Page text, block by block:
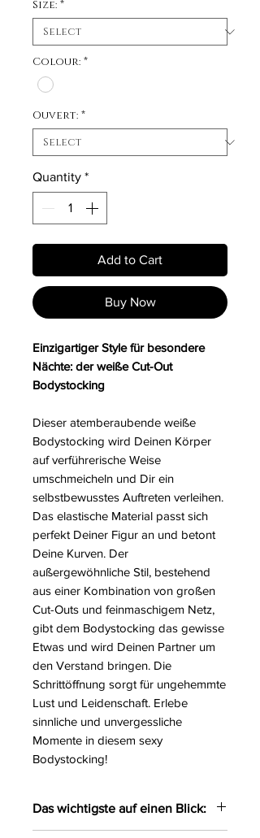
Size: *
Colour: *
Ouvert: *
Quantity *
Add to Cart
Buy Now
Einzigartiger Style für besondere
Nächte: der weiße Cut-Out
Bodystocking
Dieser atemberaubende weiße
Bodystocking wird Deinen Körper
auf verführerische Weise
umschmeicheln und Dir ein
selbstbewusstes Auftreten verleihen.
Das elastische Material passt sich
perfekt Deiner Figur an und betont
Deine Kurven. Der
außergewöhnliche Stil, bestehend
aus einer Kombination von großen
Cut-Outs und feinmaschigem Netz,
gibt dem Bodystocking das gewisse
Etwas und wird Deinen Partner um
den Verstand bringen. Die
Schrittöffnung sorgt für ungehemmte
Lust und Leidenschaft. Erlebe
sinnliche und unvergessliche
Momente in diesem sexy
Bodystocking!
Das wichtigste auf einen Blick: